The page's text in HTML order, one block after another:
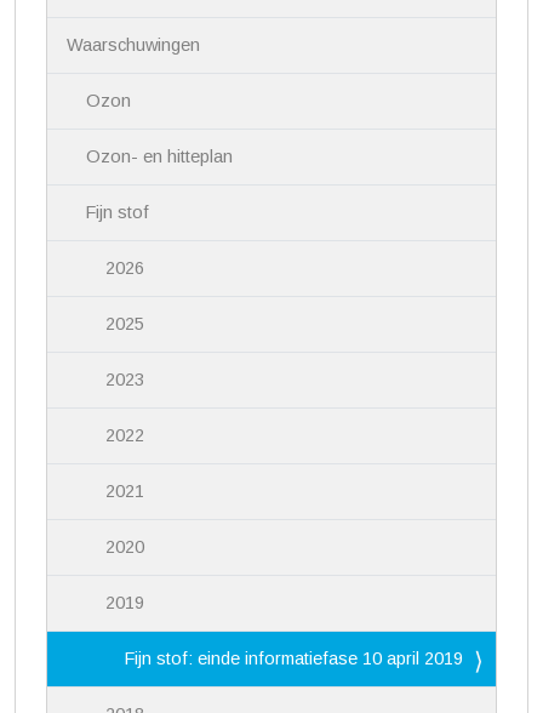
Waarschuwingen
Ozon
Ozon- en hitteplan
Fijn stof
2026
2025
2023
2022
2021
2020
2019
Fijn stof: einde informatiefase 10 april 2019